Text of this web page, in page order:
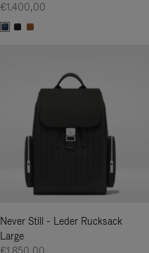
€1.400,00
Never Still - Leder Rucksack
Large